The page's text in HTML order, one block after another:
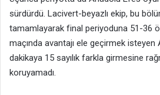
sürdürdü. Lacivert-beyazlı ekip, bu
tamamlayarak final periyoduna 51-36
maçında avantajı ele geçirmek
dakikaya 15 sayılık farkla girmesine
koruyamadı.